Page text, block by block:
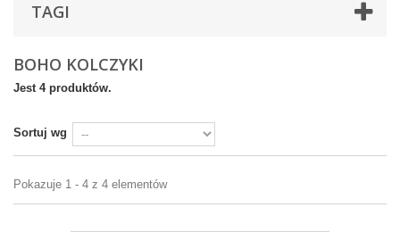
TAGI
BOHO KOLCZYKI
Jest 4 produktów.
Sortuj wg
Pokazuje 1 - 4 z 4 elementów